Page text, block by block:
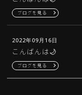
ブログを見る
2022年09月16日
こんばんは🌙
ブログを見る